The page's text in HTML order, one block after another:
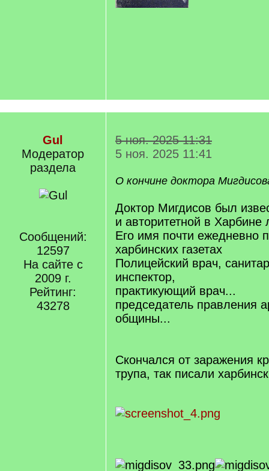
Gul
Модератор
раздела
Сообщений:
12597
На сайте с
2009 г.
Рейтинг:
43278
5 ноя. 2025 11:31
5 ноя. 2025 11:41
О кончине доктора
Доктор Мигдисов был
и авторитетной в Харбине
Его имя почти ежедневно
харбинских газетах
Полицейский врач,
инспектор,
практикующий врач...
председатель правления
общины...
Скончался от заражения
трупа, так писали